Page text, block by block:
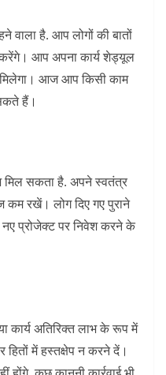
वाला है. आप लोगों की बातों
आप अपना कार्य शेड्यूल
आज आप किसी काम
हैं।
सकता है. अपने स्वतंत्र
कम रखें। लोग दिए गए पुराने
प्रोजेक्ट पर निवेश करने के
कार्य अतिरिक्त लाभ के रूप में
में हस्तक्षेप न करने दें।